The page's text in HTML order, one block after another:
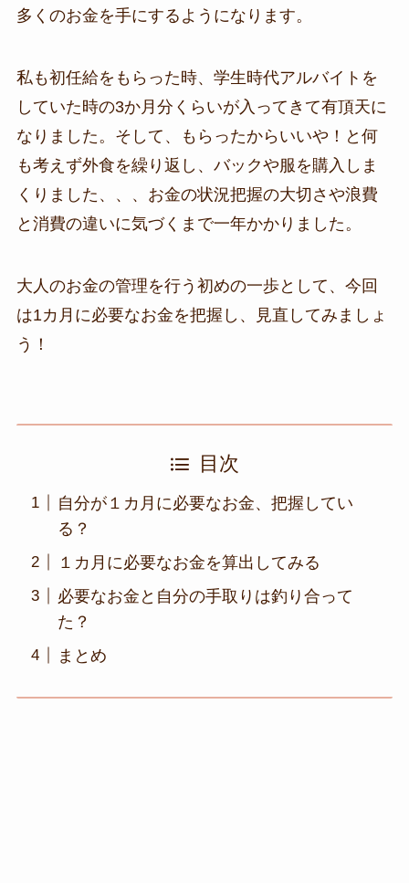
多くのお金を手にするようになります。
私も初任給をもらった時、学生時代アルバイトを
していた時の3か月分くらいが入ってきて有頂天に
なりました。そして、もらったからいいや！と何
も考えず外食を繰り返し、バックや服を購入しま
くりました、、、お金の状況把握の大切さや浪費
と消費の違いに気づくまで一年かかりました。
大人のお金の管理を行う初めの一歩として、今回
は1カ月に必要なお金を把握し、見直してみましょ
う！
目次
自分が１カ月に必要なお金、把握してい
る？
１カ月に必要なお金を算出してみる
必要なお金と自分の手取りは釣り合って
た？
まとめ